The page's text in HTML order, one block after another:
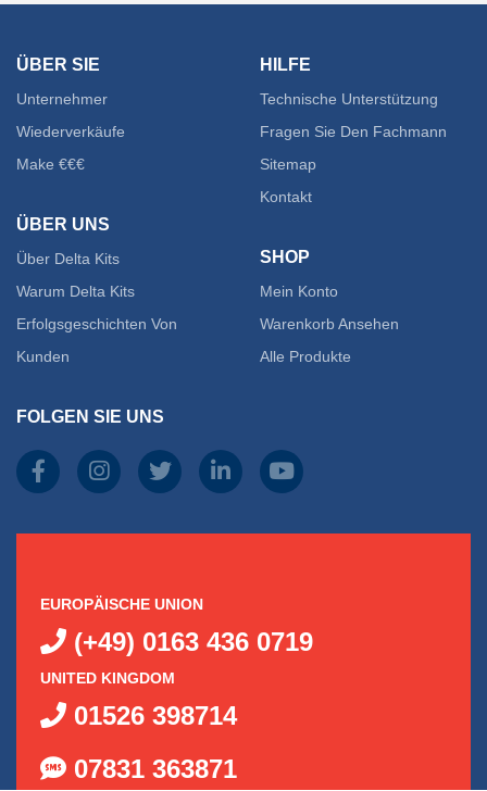
ÜBER SIE
Unternehmer
Wiederverkäufe
Make €€€
ÜBER UNS
Über Delta Kits
Warum Delta Kits
Erfolgsgeschichten Von
Kunden
HILFE
Technische Unterstützung
Fragen Sie Den Fachmann
Sitemap
Kontakt
SHOP
Mein Konto
Warenkorb Ansehen
Alle Produkte
FOLGEN SIE UNS
EUROPÄISCHE UNION
(+49) 0163 436 0719
UNITED KINGDOM
01526 398714
07831 363871